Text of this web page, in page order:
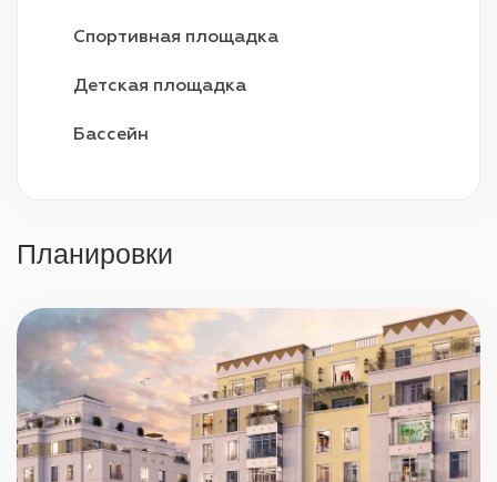
Спортивная площадка
Детская площадка
Бассейн
Планировки